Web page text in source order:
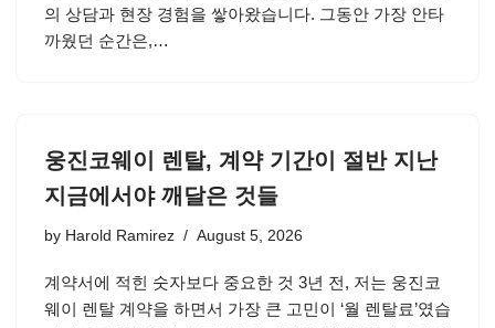
의 상담과 현장 경험을 쌓아왔습니다. 그동안 가장 안타
까웠던 순간은,…
웅진코웨이 렌탈, 계약 기간이 절반 지난
지금에서야 깨달은 것들
by Harold Ramirez August 5, 2026
계약서에 적힌 숫자보다 중요한 것 3년 전, 저는 웅진코
웨이 렌탈 계약을 하면서 가장 큰 고민이 ‘월 렌탈료’였습